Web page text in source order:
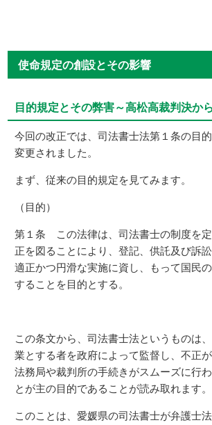
使命規定の創設とその影響
目的規定とその弊害～高松高裁判決か
今回の改正では、司法書士法第１条の目
変更されました。
まず、従来の目的規定を見てみます。
（目的）
第１条 この法律は、司法書士の制度を
正を図ることにより、登記、供託及び訴
適正かつ円滑な実施に資し、もって国民
することを目的とする。
この条文から、司法書士法というものは
業とする者を政府によって監督し、不正が
法務局や裁判所の手続きがスムーズに行
とが主の目的であることが読み取れます。
このことは、愛媛県の司法書士が弁護士